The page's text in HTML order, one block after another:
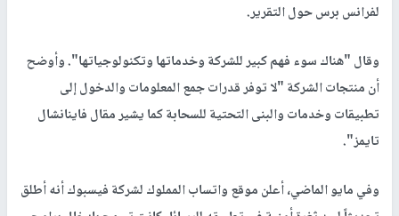
لفرانس برس حول التقرير.
وقال "هناك سوء فهم كبير للشركة وخدماتها وتكنولوجياتها". وأوضح
أن منتجات الشركة "لا توفر قدرات جمع المعلومات والدخول إلى
تطبيقات وخدمات والبنى التحتية للسحابة كما يشير مقال فاينانشال
تايمز".
وفي مايو الماضي، أعلن موقع واتساب المملوك لشركة فيسبوك أنه أطلق